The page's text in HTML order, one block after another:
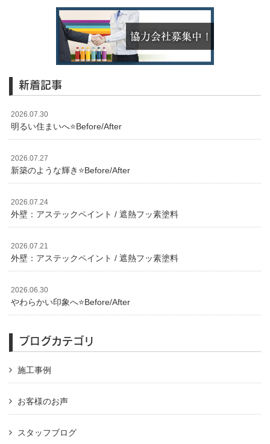
新着記事
2026.07.30
明るい住まいへ⭐️Before/After
2026.07.27
新築のような輝き⭐️Before/After
2026.07.24
外壁：アステックペイント / 遮熱フッ素塗料
2026.07.21
外壁：アステックペイント / 遮熱フッ素塗料
2026.06.30
やわらかい印象へ⭐️Before/After
ブログカテゴリ
施工事例
お客様のお声
スタッフブログ